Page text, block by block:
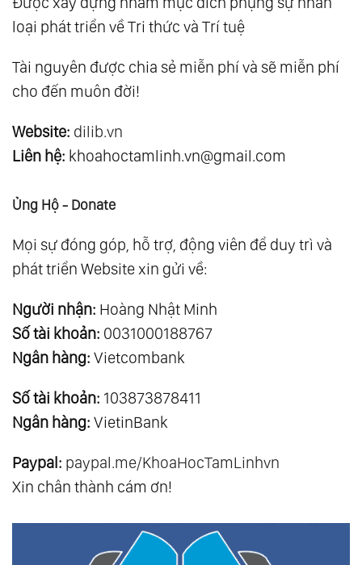
loại phát triển về Tri thức và Trí tuệ
Tài nguyên được chia sẻ miễn phí và sẽ miễn phí
cho đến muôn đời!
Website: dilib.vn
Liên hệ: khoahoctamlinh.vn@gmail.com
Ủng Hộ - Donate
Mọi sự đóng góp, hỗ trợ, động viên để duy trì và
phát triển Website xin gửi về:
Người nhận: Hoàng Nhật Minh
Số tài khoản: 0031000188767
Ngân hàng: Vietcombank
Số tài khoản: 103873878411
Ngân hàng: VietinBank
Paypal: paypal.me/KhoaHocTamLinhvn
Xin chân thành cám ơn!